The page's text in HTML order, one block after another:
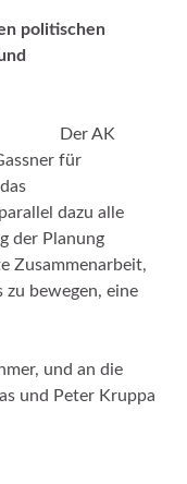
politischen
Der AK
für
dazu alle
der Planung
Zusammenarbeit,
zu bewegen, eine
und an die
und Peter Kruppa